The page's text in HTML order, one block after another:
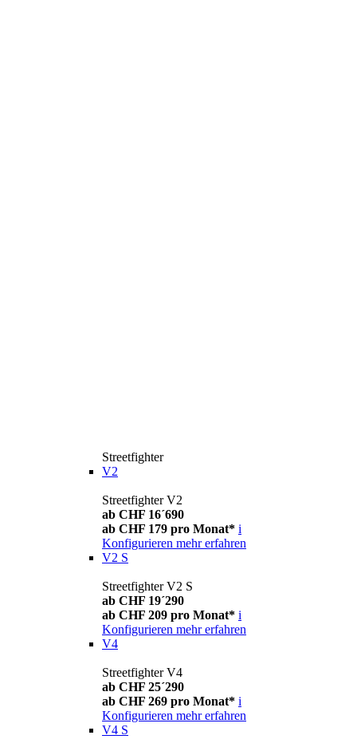
Streetfighter
V2
Streetfighter V2
ab CHF 16´690
ab CHF 179 pro Monat* i
Konfigurieren mehr erfahren
V2 S
Streetfighter V2 S
ab CHF 19´290
ab CHF 209 pro Monat* i
Konfigurieren mehr erfahren
V4
Streetfighter V4
ab CHF 25´290
ab CHF 269 pro Monat* i
Konfigurieren mehr erfahren
V4 S